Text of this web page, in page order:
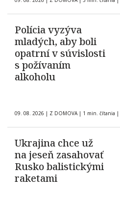
Polícia vyzýva
mladých, aby boli
opatrní v súvislosti
s požívaním
alkoholu
09. 08. 2026 | Z DOMOVA | 1 min. čítania |
Ukrajina chce už
na jeseň zasahovať
Rusko balistickými
raketami